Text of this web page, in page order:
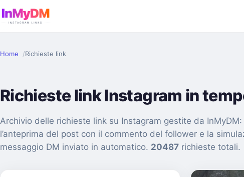
Home Richieste link
Richieste link Instagram in
Archivio delle richieste link su Instagram gestite da
l’anteprima del post con il commento del follower e la
messaggio DM inviato in automatico. 20487 richieste totali.